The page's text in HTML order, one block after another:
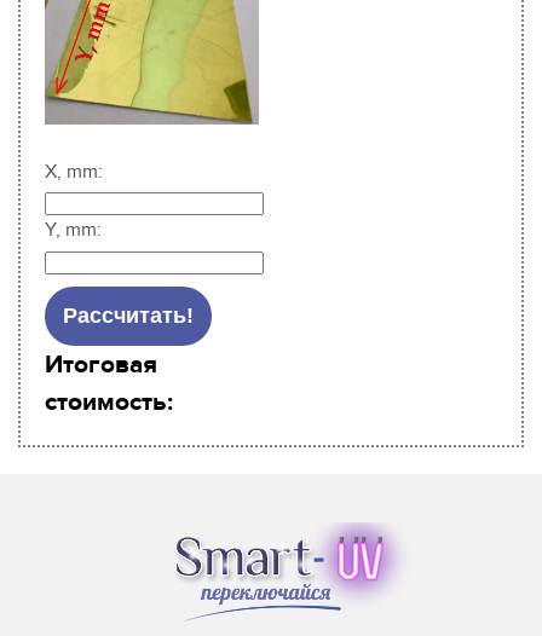
X, mm:
Y, mm:
Итоговая
стоимость: